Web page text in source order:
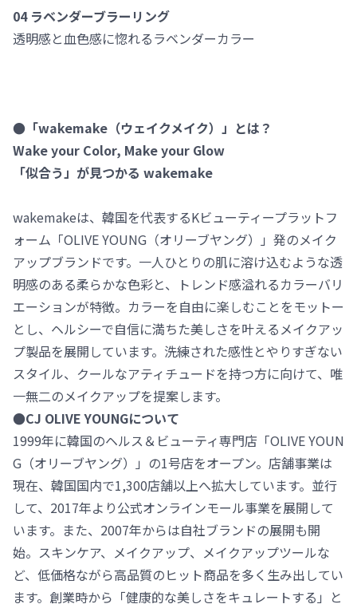
04 ラベンダーブラーリング
透明感と血色感に惚れるラベンダーカラー
●「wakemake（ウェイクメイク）」とは？
Wake your Color, Make your Glow
「似合う」が見つかる wakemake
wakemakeは、韓国を代表するKビューティープラットフ
ォーム「OLIVE YOUNG（オリーブヤング）」発のメイク
アップブランドです。一人ひとりの肌に溶け込むような透
明感のある柔らかな色彩と、トレンド感溢れるカラーバリ
エーションが特徴。カラーを自由に楽しむことをモットー
とし、ヘルシーで自信に満ちた美しさを叶えるメイクアッ
プ製品を展開しています。洗練された感性とやりすぎない
スタイル、クールなアティチュードを持つ方に向けて、唯
一無二のメイクアップを提案します。
●CJ OLIVE YOUNGについて
1999年に韓国のヘルス＆ビューティ専門店「OLIVE YOUN
G（オリーブヤング）」の1号店をオープン。店舗事業は
現在、韓国国内で1,300店舗以上へ拡大しています。並行
して、2017年より公式オンラインモール事業を展開して
います。また、2007年からは自社ブランドの展開も開
始。スキンケア、メイクアップ、メイクアップツールな
ど、低価格ながら高品質のヒット商品を多く生み出してい
ます。創業時から「健康的な美しさをキュレートする」と